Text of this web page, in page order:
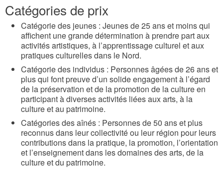
Catégories de prix
Catégorie des jeunes : Jeunes de 25 ans et moins qui
affichent une grande détermination à prendre part aux
activités artistiques, à l’apprentissage culturel et aux
pratiques culturelles dans le Nord.
Catégorie des individus : Personnes âgées de 26 ans et
plus qui font preuve d’un solide engagement à l’égard
de la préservation et de la promotion de la culture en
participant à diverses activités liées aux arts, à la
culture et au patrimoine.
Catégories des aînés : Personnes de 50 ans et plus
reconnus dans leur collectivité ou leur région pour leurs
contributions dans la pratique, la promotion, l’orientation
et l’enseignement dans les domaines des arts, de la
culture et du patrimoine.